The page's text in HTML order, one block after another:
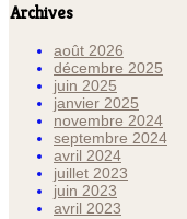
Archives
août 2026
décembre 2025
juin 2025
janvier 2025
novembre 2024
septembre 2024
avril 2024
juillet 2023
juin 2023
avril 2023